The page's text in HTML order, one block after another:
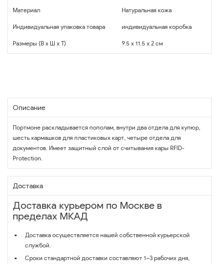
Материал Натуральная кожа
Индивидуальная упаковка товара индивидуальная коробка
Размеры (В x Ш x Т) 9.5 x 11.5 x 2 см
Описание
Портмоне раскладывается пополам, внутри два отдела для купюр,
шесть кармашков для пластиковых карт, четыре отдела для
документов. Имеет защитный слой от считывания кары RFID-
Protection.
Доставка
Доставка курьером по Москве в
пределах МКАД
Доставка осуществляется нашей собственной курьерской
службой.
Сроки стандартной доставки составляют 1–3 рабочих дня,